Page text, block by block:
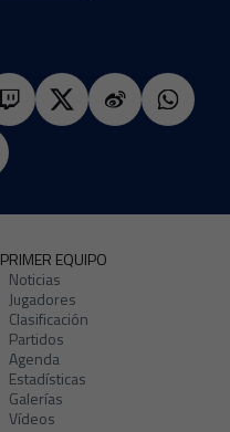
PRIMER EQUIPO
Noticias
Jugadores
Clasificación
Partidos
Agenda
Estadísticas
Galerías
Vídeos